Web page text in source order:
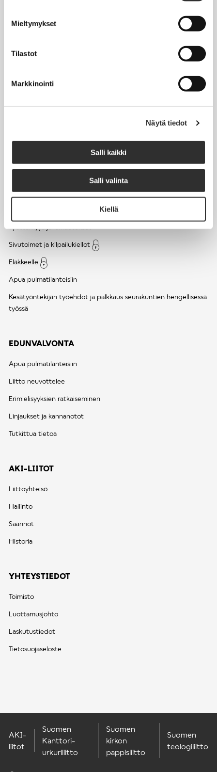
Mieltymykset
Tilastot
Markkinointi
Näytä tiedot
Salli kaikki
Salli valinta
Kiellä
Työaika
Sivutoimet ja kilpailukiellot
Eläkkeelle
Apua pulmatilanteisiin
Kesätyöntekijän työehdot ja palkkaus seurakuntien hengellisessä
työssä
EDUNVALVONTA
Apua pulmatilanteisiin
Liitto neuvottelee
Erimielisyyksien ratkaiseminen
Linjaukset ja kannanotot
Tutkittua tietoa
AKI-LIITOT
Liittoyhteisö
Hallinto
Säännöt
Historia
YHTEYSTIEDOT
Toimisto
Luottamusjohto
Laskutustiedot
Tietosuojaseloste
AKI-
liitot
Suomen
Kanttori-
urkuriliitto
Suomen
kirkon
pappisliitto
Suomen
teologiliitto